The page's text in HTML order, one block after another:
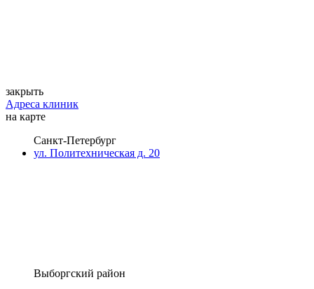
закрыть
Адреса клиник
на карте
Санкт-Петербург
ул. Политехническая д. 20
Выборгский район